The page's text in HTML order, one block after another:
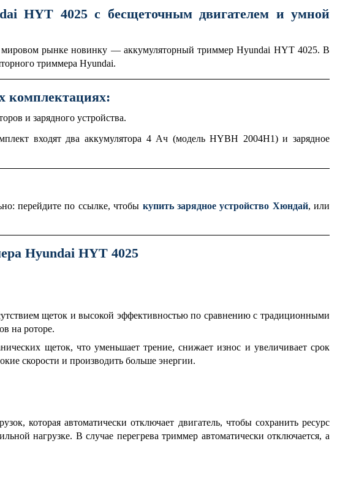
HYT 4025 с бесщеточным двигателем и умной
рынке новинку — аккумуляторный триммер Hyundai HYT 4025. В
триммера Hyundai.
комплектациях:
и зарядного устройства.
входят два аккумулятора 4 Ач (модель HYBH 2004H1)изарядное
перейдите по ссылке, чтобы купить зарядное устройство Хюндай, или
Hyundai HYT 4025
щеток и высокой эффективностью по сравнению с традиционными
на роторе.
щеток, что уменьшает трение, снижает износ и увеличивает срок
скорости и производить больше энергии.
которая автоматически отключает двигатель, чтобы сохранить ресурс
нагрузке. В случае перегрева триммер автоматически отключается, а